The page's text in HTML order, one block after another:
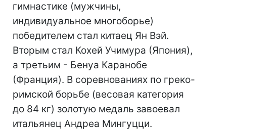
гимнастике (мужчины,
индивидуальное многоборье)
победителем стал китаец Ян Вэй.
Вторым стал Кохей Учимура (Япония),
а третьим - Бенуа Каранобе
(Франция). В соревнованиях по греко-
римской борьбе (весовая категория
до 84 кг) золотую медаль завоевал
итальянец Андреа Мингуцци.